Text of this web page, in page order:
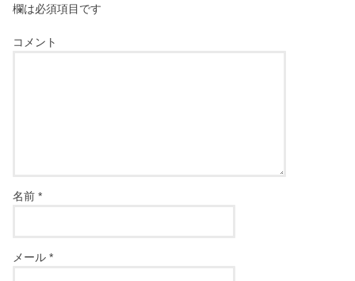
欄は必須項目です
コメント
名前*
メール*